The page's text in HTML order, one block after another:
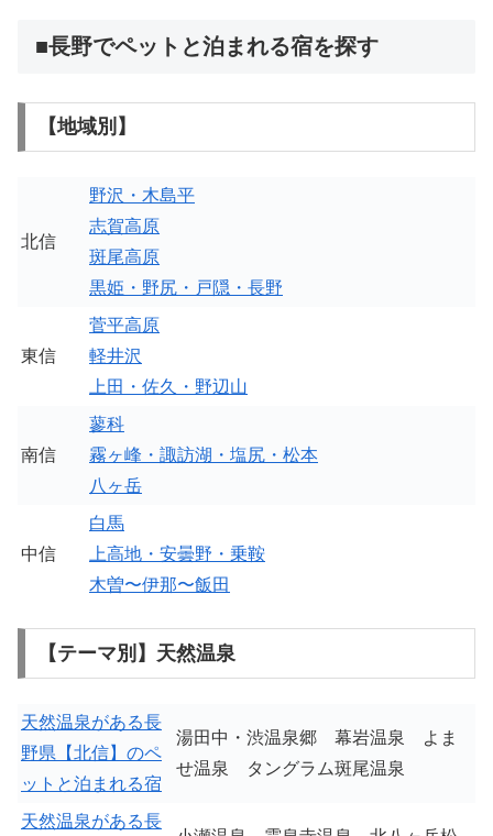
■長野でペットと泊まれる宿を探す
【地域別】
北信
野沢・木島平
志賀高原
斑尾高原
黒姫・野尻・戸隠・長野
東信
菅平高原
軽井沢
上田・佐久・野辺山
南信
蓼科
霧ヶ峰・諏訪湖・塩尻・松本
八ヶ岳
中信
白馬
上高地・安曇野・乗鞍
木曽〜伊那〜飯田
【テーマ別】天然温泉
天然温泉がある長
野県【北信】のペ
ットと泊まれる宿
湯田中・渋温泉郷 幕岩温泉 よま
せ温泉 タングラム斑尾温泉
天然温泉がある長